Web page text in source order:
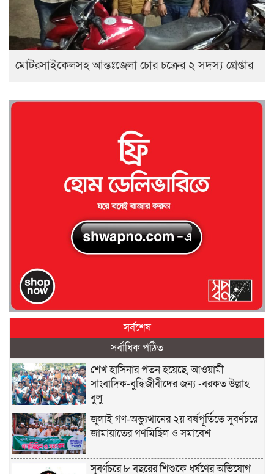
মোটরসাইকেলসহ আন্তঃজেলা চোর চক্রের ২ সদস্য গ্রেপ্তার
সর্বশেষ
সর্বাধিক পঠিত
শেখ হাসিনার পতন হয়েছে, আওয়ামী
সাংবাদিক-বুদ্ধিজীবীদের জন্য -বরকত উল্লাহ
বুলু
জুলাই গণ-অভ্যুত্থানের ২য় বর্ষপূর্তিতে সুবর্ণচরে
জামায়াতের গণমিছিল ও সমাবেশ
সুবর্ণচরে ৮ বছরের শিশুকে ধর্ষণের অভিযোগ